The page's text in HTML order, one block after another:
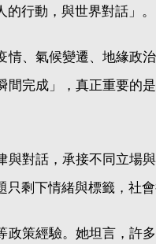
行動，與世界對話」。
、氣候變遷、地緣政
完成」，真正重要的
對話，承接不同立場
剩下情緒與標籤，社會
策經驗。她坦言，許